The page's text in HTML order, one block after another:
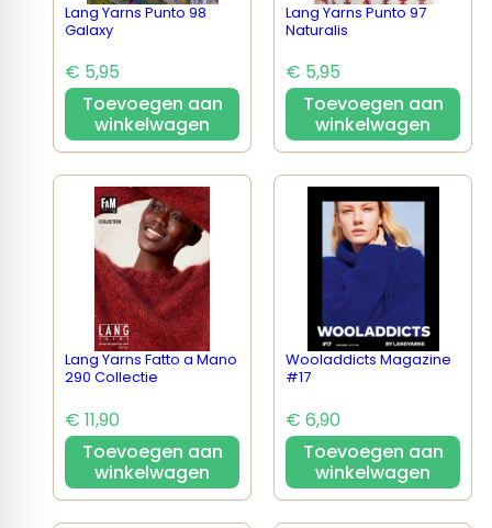
Lang Yarns Punto 98
Galaxy
€ 5,95
Toevoegen aan
winkelwagen
Lang Yarns Punto 97
Naturalis
€ 5,95
Toevoegen aan
winkelwagen
Lang Yarns Fatto a Mano
290 Collectie
€ 11,90
Toevoegen aan
winkelwagen
Wooladdicts Magazine
#17
€ 6,90
Toevoegen aan
winkelwagen